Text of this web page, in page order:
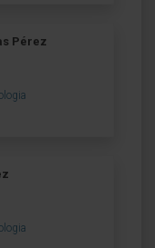
Pérez